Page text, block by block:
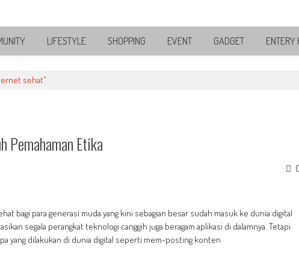
LIFESTYLE SHOPPING EVENT GADGET ENTERY
sehat"
Pemahaman Etika
0
bagi para generasi muda yang kini sebagian besar sudah masuk ke dunia digital
segala perangkat teknologi canggih juga beragam aplikasi di dalamnya. Tetapi
yang dilakukan di dunia digital seperti mem-posting konten